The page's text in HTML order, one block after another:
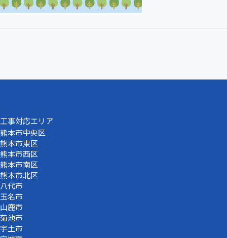
工事対応エリア
熊本市中央区
熊本市東区
熊本市西区
熊本市南区
熊本市北区
八代市
玉名市
山鹿市
菊池市
宇土市